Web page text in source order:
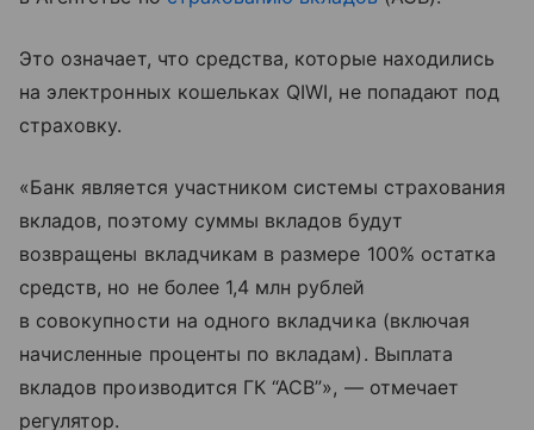
Это означает, что средства, которые находились
на электронных кошельках QIWI, не попадают под
страховку.
«Банк является участником системы страхования
вкладов, поэтому суммы вкладов будут
возвращены вкладчикам в размере 100% остатка
средств, но не более 1,4 млн рублей
в совокупности на одного вкладчика (включая
начисленные проценты по вкладам). Выплата
вкладов производится ГК “АСВ”», — отмечает
регулятор.